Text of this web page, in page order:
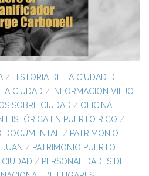
/ HISTORIA DE LA CIUDAD DE
CIUDAD / INFORMACIÓN VIEJO
SOBRE CIUDAD / OFICINA
HISTÓRICA EN PUERTO RICO /
DOCUMENTAL / PATRIMONIO
JUAN / PATRIMONIO PUERTO
CIUDAD / PERSONALIDADES DE